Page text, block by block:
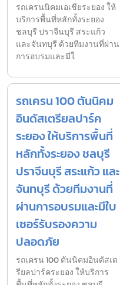
รถเครนนิคมเอเชียระยอง ให้
บริการพื้นที่หลักทั้งระยอง
ชลบุรี ปราจีนบุรี สระแก้ว
และจันทบุรี ด้วยทีมงานที่ผ่าน
การอบรมและมีใ
รถเครน 100 ตันนิคม
อินดัสเตรียลปาร์ค
ระยอง ให้บริการพื้นที่
หลักทั้งระยอง ชลบุรี
ปราจีนบุรี สระแก้ว และ
จันทบุรี ด้วยทีมงานที่
ผ่านการอบรมและมีใบ
เซอร์รับรองความ
ปลอดภัย
รถเครน 100 ตันนิคมอินดัสเต
รียลปาร์คระยอง ให้บริการ